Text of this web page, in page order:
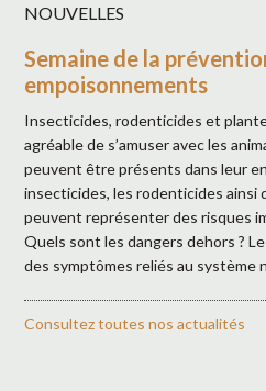
NOUVELLES
Semaine de la
empoisonnements
Insecticides, rodenticides et
agréable de s’amuser avec les
peuvent être présents dans leur
insecticides, les rodenticides ainsi
peuvent représenter des risques
Quels sont les dangers dehors ?
des symptômes reliés au système
Consultez toutes nos actualités